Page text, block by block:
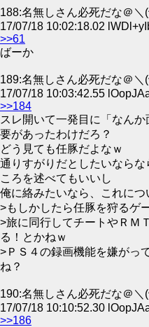
188:名無しさん必死だな＠＼
17/07/18 10:02:18.02
>>61
ばーか
189:名無しさん必死だな＠＼
17/07/18 10:03:42.55
>>184
スレ開いて一発目に「なん
要があったわけだろ？
どう見ても任豚だよなｗ
通りすがりだとしたいならな
ころを述べてもいいし
俺に絡みたいなら、これに
>もしかしたら任豚を狩るゲ
>旅に同行してチートやＲＭ
る！とかねｗ
>ＰＳ４の録画機能を嫌がっ
ね？
190:名無しさん必死だな＠＼
17/07/18 10:10:52.30
>>186